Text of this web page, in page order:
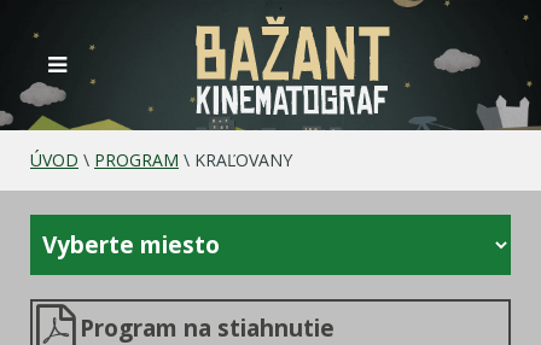
ÚVOD \ PROGRAM \ KRAĽOVANY
Program na stiahnutie